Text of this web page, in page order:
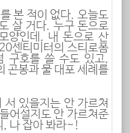
본 적이 없다. 오늘도
살 거다. 누구 돈으로
양인데, 내 돈으로 산
센티미터의 스티로폼
구호를 쓸 수도 있고,
곤봉과 물 대포 세례를
있을지는 안 가르쳐
어설지도 안 가르쳐준
, 나 잡아 봐라~!